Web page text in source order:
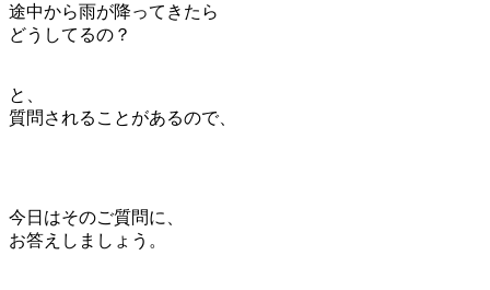
途中から雨が降ってきたら
どうしてるの？
と、
質問されることがあるので、
今日はそのご質問に、
お答えしましょう。